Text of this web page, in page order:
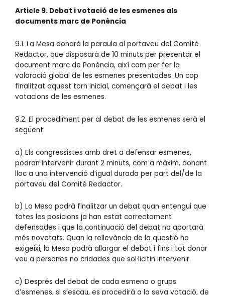
Article 9. Debat i votació de les esmenes als
documents marc de Ponència
9.1. La Mesa donarà la paraula al portaveu del Comitè
Redactor, que disposarà de 10 minuts per presentar el
document marc de Ponència, així com per fer la
valoració global de les esmenes presentades. Un cop
finalitzat aquest torn inicial, començarà el debat i les
votacions de les esmenes.
9.2. El procediment per al debat de les esmenes serà el
següent:
a) Els congressistes amb dret a defensar esmenes,
podran intervenir durant 2 minuts, com a màxim, donant
lloc a una intervenció d’igual durada per part del/de la
portaveu del Comitè Redactor.
b) La Mesa podrà finalitzar un debat quan entengui que
totes les posicions ja han estat correctament
defensades i que la continuació del debat no aportarà
més novetats. Quan la rellevància de la qüestió ho
exigeixi, la Mesa podrà allargar el debat i fins i tot donar
veu a persones no cridades que sol·licitin intervenir.
c) Després del debat de cada esmena o grups
d’esmenes, si s’escau, es procedirà a la seva votació, de